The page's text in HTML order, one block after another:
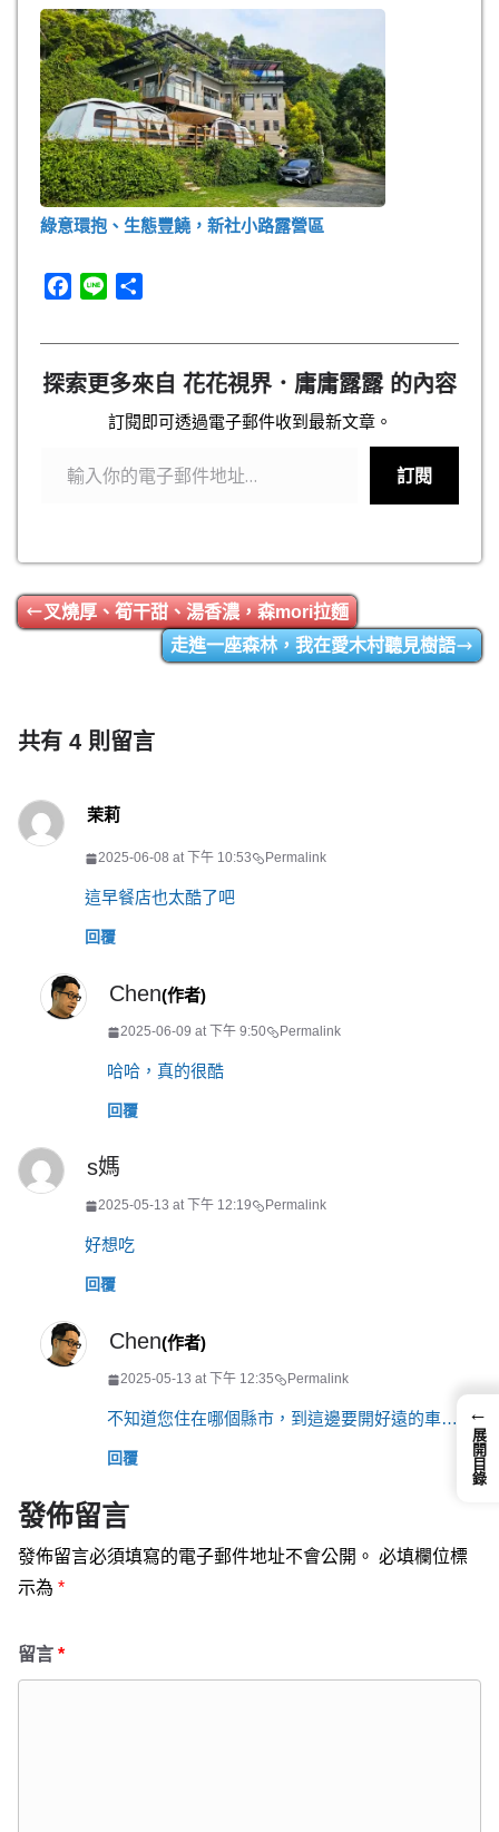
綠意環抱、生態豐饒，新社小路露營區
c
b
k
n
探索更多來自 花花視界．庸庸露露 的內容
訂閱即可透過電子郵件收到最新文章。
訂閱
叉燒厚、筍干甜、湯香濃，森mori拉麵
走進一座森林，我在愛木村聽見樹語
共有 4 則留言
茉莉
2025-06-08 at 下午 10:53 Permalink
這早餐店也太酷了吧
回覆
Chen(作者)
2025-06-09 at 下午 9:50 Permalink
哈哈，真的很酷
回覆
s媽
2025-05-13 at 下午 12:19 Permalink
好想吃
回覆
Chen(作者)
2025-05-13 at 下午 12:35 Permalink
不知道您住在哪個縣市，到這邊要開好遠的車…
回覆
發佈留言
發佈留言必須填寫的電子郵件地址不會公開。 必填欄位標
示為 *
留言 *
←
展開目錄